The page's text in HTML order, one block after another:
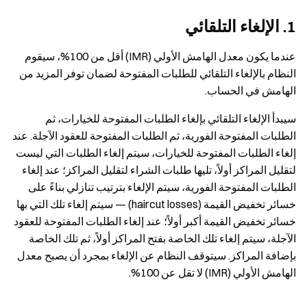
1. الإلغاء التلقائي
عندما يكون معدل الهامش الأولي (IMR) أقل من 100%، سيقوم
النظام بالإلغاء التلقائي للطلبات المفتوحة لضمان توفر المزيد من
الهامش في الحساب.
سيبدأ الإلغاء التلقائي بإلغاء الطلبات المفتوحة للخيارات، ثم
الطلبات المفتوحة الفورية، ثم الطلبات المفتوحة للعقود الآجلة. عند
إلغاء الطلبات المفتوحة للخيارات، سيتم إلغاء الطلبات التي ليست
لتقليل المراكز أولاً، تليها طلبات الشراء لتقليل المراكز؛ عند إلغاء
الطلبات المفتوحة الفورية، سيتم الإلغاء بترتيب تنازلي بناءً على
خسائر تخفيض القيمة (haircut losses) — سيتم إلغاء تلك التي بها
خسائر تخفيض القيمة أكبر أولاً؛ عند إلغاء الطلبات المفتوحة للعقود
الآجلة، سيتم إلغاء تلك الخاصة بفتح المراكز أولاً، ثم تلك الخاصة
بإضافة المراكز. سيتوقف النظام عن الإلغاء بمجرد أن يصبح معدل
الهامش الأولي (IMR) لا تقل عن 100%.